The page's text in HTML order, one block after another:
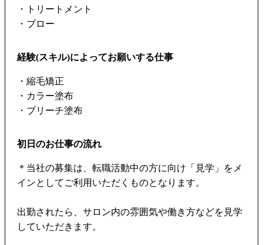
・トリートメント
・ブロー
経験(スキル)によってお願いする仕事
・縮毛矯正
・カラー塗布
・ブリーチ塗布
初日のお仕事の流れ
＊当社の募集は、転職活動中の方に向け「見学」をメ
インとしてご利用いただくものとなります。
出勤されたら、サロン内の雰囲気や働き方などを見学
していただきます。